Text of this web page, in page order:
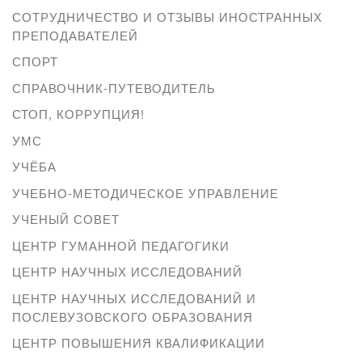
СОТРУДНИЧЕСТВО И ОТЗЫВЫ ИНОСТРАННЫХ
ПРЕПОДАВАТЕЛЕЙ
СПОРТ
СПРАВОЧНИК-ПУТЕВОДИТЕЛЬ
СТОП, КОРРУПЦИЯ!
УМС
УЧЁБА
УЧЕБНО-МЕТОДИЧЕСКОЕ УПРАВЛЕНИЕ
УЧЕНЫЙ СОВЕТ
ЦЕНТР ГУМАННОЙ ПЕДАГОГИКИ
ЦЕНТР НАУЧНЫХ ИССЛЕДОВАНИЙ
ЦЕНТР НАУЧНЫХ ИССЛЕДОВАНИЙ И
ПОСЛЕВУЗОВСКОГО ОБРАЗОВАНИЯ
ЦЕНТР ПОВЫШЕНИЯ КВАЛИФИКАЦИИ